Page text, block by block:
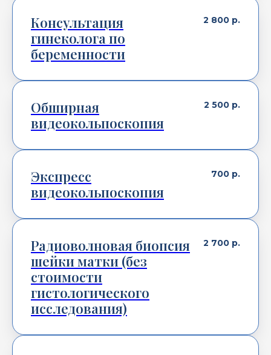
Консультация
гинеколога по
беременности
2 800 р.
Обширная
видеокольпоскопия
2 500 р.
Экспресс
видеокольпоскопия
700 р.
Радиоволновая биопсия
шейки матки (без
стоимости
гистологического
исследования)
2 700 р.